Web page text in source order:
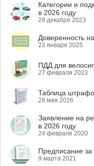
Категории и
в 2026 году
28 декабря 2023
Доверенность
23 января 2025
ПДД для
27 февраля 2023
Таблица
28 мая 2026
Заявление на
в 2026 году
24 февраля 2020
Предписание за
9 марта 2021